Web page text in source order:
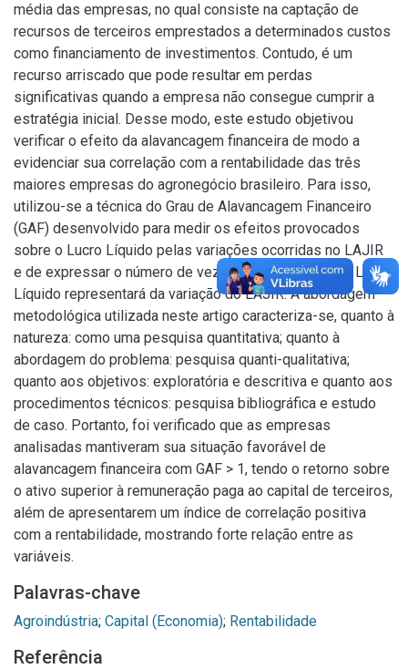
média das empresas, no qual consiste na captação de
recursos de terceiros emprestados a determinados custos
como financiamento de investimentos. Contudo, é um
recurso arriscado que pode resultar em perdas
significativas quando a empresa não consegue cumprir a
estratégia inicial. Desse modo, este estudo objetivou
verificar o efeito da alavancagem financeira de modo a
evidenciar sua correlação com a rentabilidade das três
maiores empresas do agronegócio brasileiro. Para isso,
utilizou-se a técnica do Grau de Alavancagem Financeiro
(GAF) desenvolvido para medir os efeitos provocados
sobre o Lucro Líquido pelas variações ocorridas no LAJIR
e de expressar o número de vezes que a variação do Lucro
Líquido representará da variação do LAJIR. A abordagem
metodológica utilizada neste artigo caracteriza-se, quanto à
natureza: como uma pesquisa quantitativa; quanto à
abordagem do problema: pesquisa quanti-qualitativa;
quanto aos objetivos: exploratória e descritiva e quanto aos
procedimentos técnicos: pesquisa bibliográfica e estudo
de caso. Portanto, foi verificado que as empresas
analisadas mantiveram sua situação favorável de
alavancagem financeira com GAF > 1, tendo o retorno sobre
o ativo superior à remuneração paga ao capital de terceiros,
além de apresentarem um índice de correlação positiva
com a rentabilidade, mostrando forte relação entre as
variáveis.
Palavras-chave
Agroindústria; Capital (Economia); Rentabilidade
Referência